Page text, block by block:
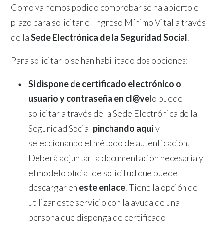
Como ya hemos podido comprobar se ha abierto el
plazo para solicitar el Ingreso Mínimo Vital a través
de laSede Electrónica de la Seguridad Social.
Para solicitarlo se han habilitado dos opciones:
Si dispone de certificado electrónico o
usuario y contraseña en cl@velo puede
solicitar a través de la Sede Electrónica de la
Seguridad Social pinchando aquíy
seleccionando el método de autenticación.
Deberá adjuntar la documentación necesaria y
el modelo oficial de solicitud que puede
descargar en este enlace. Tiene la opción de
utilizar este servicio con la ayuda de una
persona que disponga de certificado